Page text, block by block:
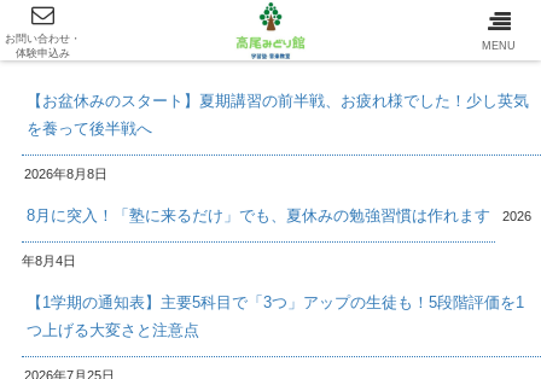
最新情報/INFOMATION
【お盆休みのスタート】夏期講習の前半戦、お疲れ様でした！少し英気
を養って後半戦へ
2026年8月8日
8月に突入！「塾に来るだけ」でも、夏休みの勉強習慣は作れます 2026
年8月4日
【1学期の通知表】主要5科目で「3つ」アップの生徒も！5段階評価を1
つ上げる大変さと注意点
2026年7月25日
お問い合わせ・
体験申込み
MENU